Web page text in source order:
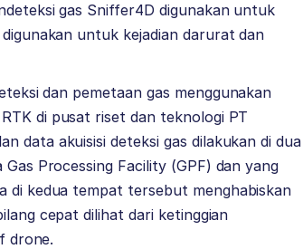
gas Sniffer4D digunakan untuk
untuk kejadian darurat dan
dan pemetaan gas menggunakan
di pusat riset dan teknologi PT
data akuisisi deteksi gas dilakukan di dua
Processing Facility (GPF) dan yang
di kedua tempat tersebut menghabiskan
cepat dilihat dari ketinggian
drone.